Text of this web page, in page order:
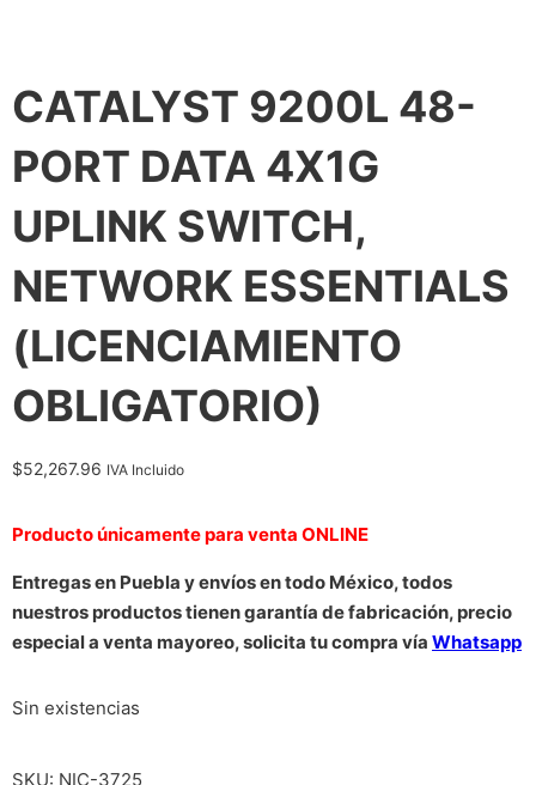
CATALYST 9200L 48-
PORT DATA 4X1G
UPLINK SWITCH,
NETWORK ESSENTIALS
(LICENCIAMIENTO
OBLIGATORIO)
$52,267.96 IVA Incluido
Producto únicamente para venta ONLINE
Entregas en Puebla y envíos en todo México, todos
nuestros productos tienen garantía de fabricación, precio
especial a venta mayoreo, solicita tu compra vía Whatsapp
Sin existencias
SKU: NIC-3725